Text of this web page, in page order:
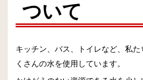
ついて
キッチン、バス、トイレなど、私
くさんの水を使用しています。